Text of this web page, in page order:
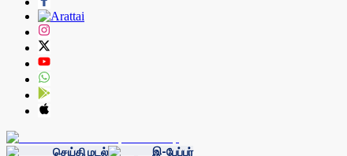
செய்தி மடல் இ-பேப்பர்